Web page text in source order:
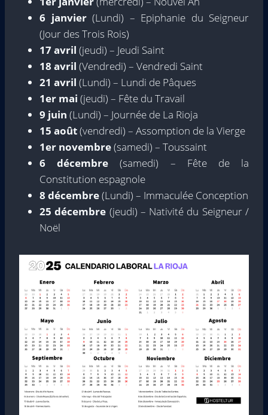
6 janvier(Lundi) – Epiphanie du Seigneur
(Jour des Trois Rois)
17 avril (jeudi) – Jeudi Saint
18 avril (Vendredi) – Vendredi Saint
21 avril (Lundi) – Lundi de Pâques
1er mai (jeudi) – Fête du Travail
9 juin (Lundi) – Journée de La Rioja
15 août(vendredi) – Assomption de la Vierge
1er novembre(samedi) – Toussaint
6 décembre (samedi) – Fête de la
Constitution espagnole
8 décembre(Lundi) – Immaculée Conception
25 décembre (jeudi) – Nativité du Seigneur /
Noël